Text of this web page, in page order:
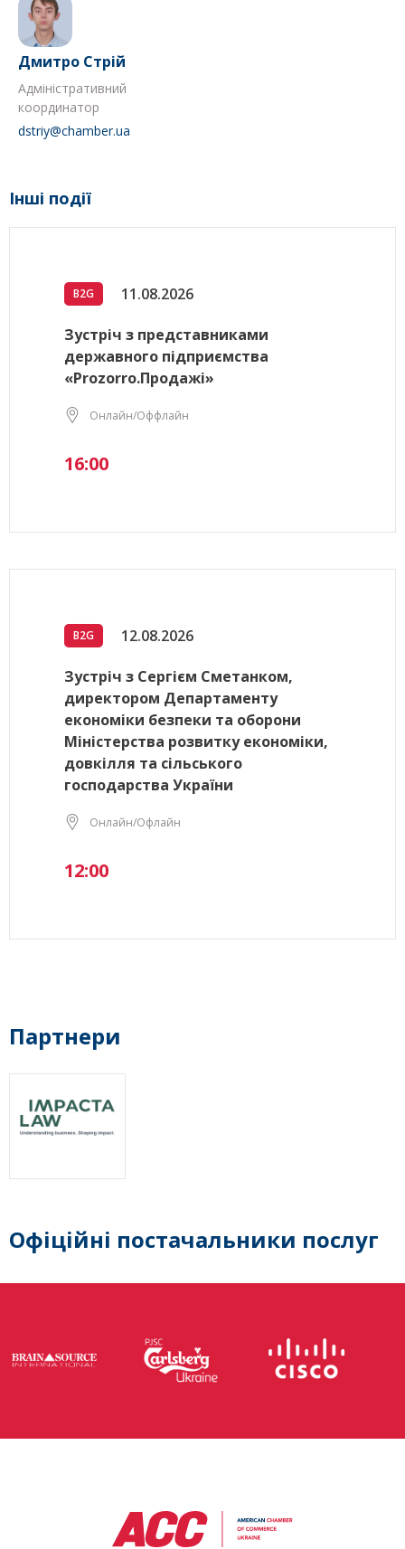
Дмитро Стрій
Адміністративний
координатор
dstriy@chamber.ua
Інші події
B2G 11.08.2026
Зустріч з представниками
державного підприємства
«Prozorro.Продажі»
Онлайн/Оффлайн
16:00
B2G 12.08.2026
Зустріч з Сергієм Сметанком,
директором Департаменту
економіки безпеки та оборони
Міністерства розвитку економіки,
довкілля та сільського
господарства України
Онлайн/Офлайн
12:00
Партнери
Офіційні постачальники послуг